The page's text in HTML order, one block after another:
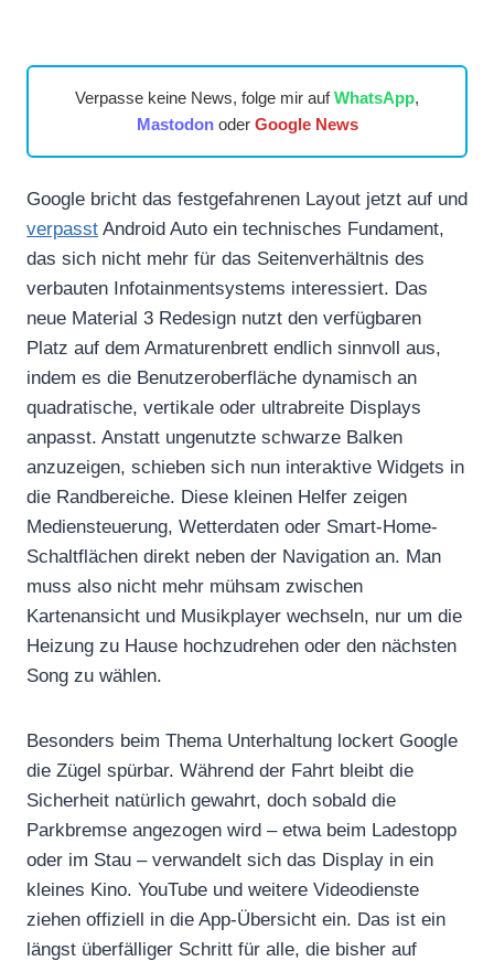
Verpasse keine News, folge mir aufWhatsApp,
Mastodonoder Google News
Google bricht das festgefahrenen Layout jetzt auf und
verpasst Android Auto ein technisches Fundament,
das sich nicht mehr für das Seitenverhältnis des
verbauten Infotainmentsystems interessiert. Das
neue Material 3 Redesign nutzt den verfügbaren
Platz auf dem Armaturenbrett endlich sinnvoll aus,
indem es die Benutzeroberfläche dynamisch an
quadratische, vertikale oder ultrabreite Displays
anpasst. Anstatt ungenutzte schwarze Balken
anzuzeigen, schieben sich nun interaktive Widgets in
die Randbereiche. Diese kleinen Helfer zeigen
Mediensteuerung, Wetterdaten oder Smart-Home-
Schaltflächen direkt neben der Navigation an. Man
muss also nicht mehr mühsam zwischen
Kartenansicht und Musikplayer wechseln, nur um die
Heizung zu Hause hochzudrehen oder den nächsten
Song zu wählen.
Besonders beim Thema Unterhaltung lockert Google
die Zügel spürbar. Während der Fahrt bleibt die
Sicherheit natürlich gewahrt, doch sobald die
Parkbremse angezogen wird – etwa beim Ladestopp
oder im Stau – verwandelt sich das Display in ein
kleines Kino. YouTube und weitere Videodienste
ziehen offiziell in die App-Übersicht ein. Das ist ein
längst überfälliger Schritt für alle, die bisher auf